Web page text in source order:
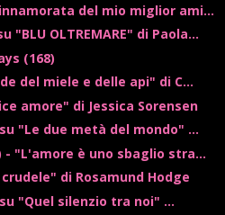
del mio miglior ami...
"BLU OLTREMARE" di Paola...
(168)
del miele e delle api" di C...
amore" di Jessica Sorensen
"Le due metà del mondo" ...
- "L'amore è uno sbaglio stra...
di Rosamund Hodge
"Quel silenzio tra noi" ...